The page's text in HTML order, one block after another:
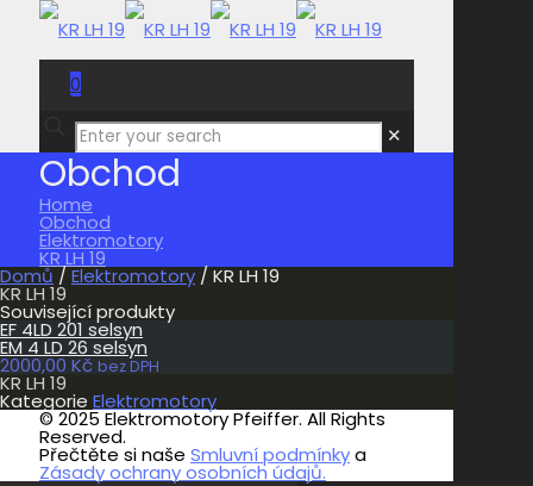
0
0,00 Kč
✕
Obchod
Home
Obchod
Elektromotory
KR LH 19
Domů / Elektromotory / KR LH 19
KR LH 19
Související produkty
EF 4LD 201 selsyn
EM 4 LD 26 selsyn
2000,00 Kč bez DPH
KR LH 19
Kategorie Elektromotory
© 2025 Elektromotory Pfeiffer. All Rights
Reserved.
Přečtěte si naše Smluvní podmínkya
Zásady ochrany osobních údajů.